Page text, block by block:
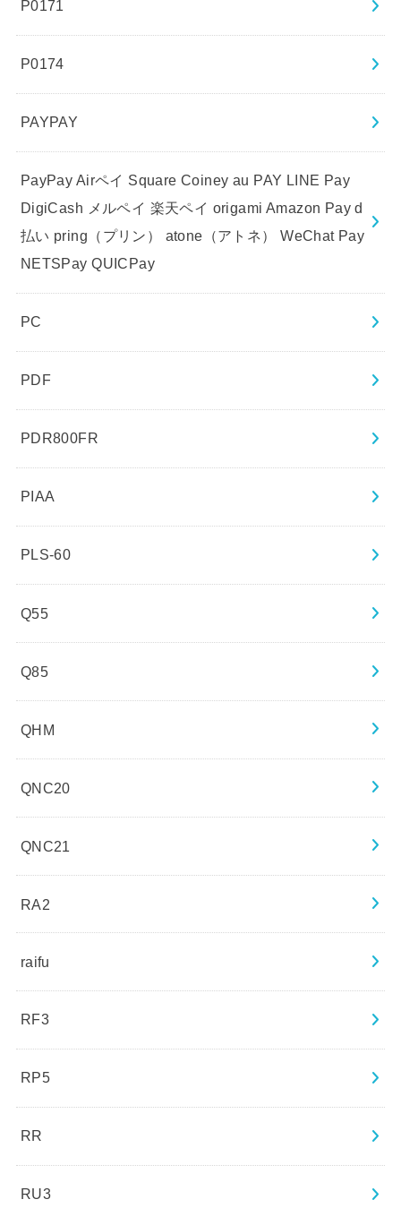
P0171
P0174
PAYPAY
PayPay Airペイ Square Coiney au PAY LINE Pay
DigiCash メルペイ 楽天ペイ origami Amazon Pay d
払い pring（プリン） atone（アトネ） WeChat Pay
NETSPay QUICPay
PC
PDF
PDR800FR
PIAA
PLS-60
Q55
Q85
QHM
QNC20
QNC21
RA2
raifu
RF3
RP5
RR
RU3